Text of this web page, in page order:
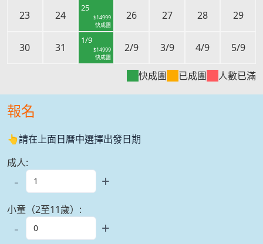
23 24
25
$14999
快成團
26 27 28 29
30 31
1/9
$14999
快成團
2/9 3/9 4/9 5/9
快成團 已成團 人數已滿
報名
👆請在上面日曆中選擇出發日期
成人:
- +
小童（2至11歲） :
- +